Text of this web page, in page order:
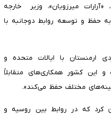
میرزویان»، وزیر خارجه
حفظ و توسعه روابط دوجانبه با
ارمنستان با ایالات متحده و
و این کشور همکاری‌های متقابلاً
مختلف حفظ می‌کند».
کرد که در روابط بین روسیه و